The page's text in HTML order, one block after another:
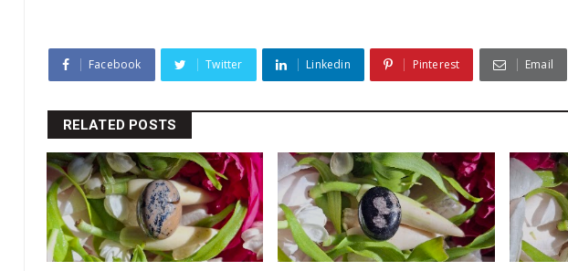
Facebook Twitter Linkedin Pinterest Email
RELATED POSTS